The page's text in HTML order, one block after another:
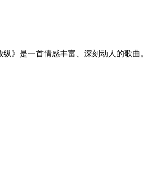
》是一首情感丰富、深刻动人的歌曲。